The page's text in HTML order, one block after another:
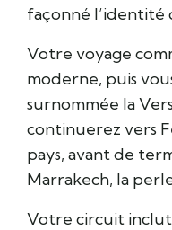
façonné l’identité
Votre voyage
moderne, puis
surnommée la
continuerez vers
pays, avant de
Marrakech, la
Votre circuit inclut